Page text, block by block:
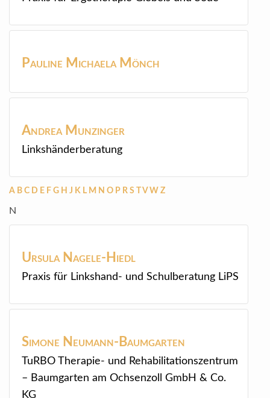
Pauline Michaela Mönch
Andrea Munzinger
Linkshänderberatung
A B C D E F G H J K L M N O P R S V W Z
N
Ursula Nagele-Hiedl
Praxis für Linkshand- und Schulberatung LiPS
Simone Neumann-Baumgarten
TuRBO Therapie- und Rehabilitationszentrum
– Baumgarten am Ochsenzoll GmbH & Co.
KG